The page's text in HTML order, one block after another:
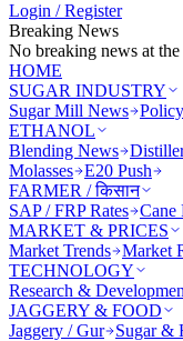
Login / Register
Breaking News
No breaking news at
HOME
SUGAR INDUSTRY
Sugar Mill News Policy
ETHANOL
Blending News
Molasses E20 Push
FARMER / किसान
SAP / FRP Rates Cane
MARKET & PRICES
Market Trends Market
TECHNOLOGY
Research &
JAGGERY & FOOD
Jaggery / Gur
Sugar &